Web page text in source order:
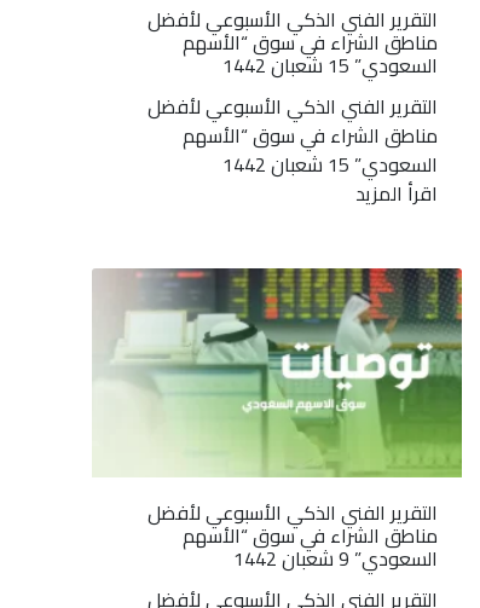
التقرير الفني الذكي الأسبوعي لأفضل
مناطق الشراء في سوق “الأسهم
السعودي” 15 شعبان 1442
التقرير الفني الذكي الأسبوعي لأفضل
مناطق الشراء في سوق “الأسهم
السعودي” 15 شعبان 1442
اقرأ المزيد
التقرير الفني الذكي الأسبوعي لأفضل
مناطق الشراء في سوق “الأسهم
السعودي” 9 شعبان 1442
التقرير الفني الذكي الأسبوعي لأفضل